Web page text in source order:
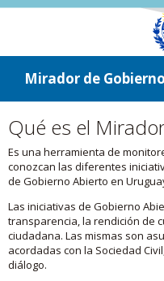
ir a contenido
ir al menú
Mirador de
Qué es el
Es una herramienta de
conozcan las diferentes
de Gobierno Abierto en
Las iniciativas de Gobierno
transparencia, la rendición de
ciudadana. Las mismas son
acordadas con la Sociedad
diálogo.